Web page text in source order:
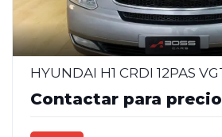
Contactar para precio